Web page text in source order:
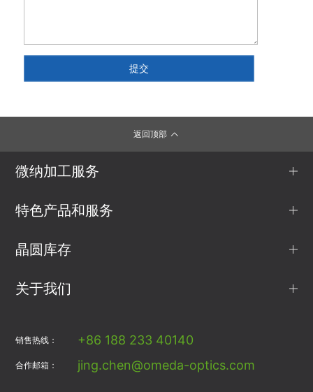
返回顶部
微纳加工服务
特色产品和服务
晶圆库存
关于我们
销售热线： +86 188 233 40140
合作邮箱： jing.chen@omeda-optics.com